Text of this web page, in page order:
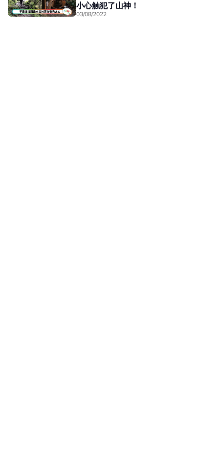
小心触犯了山神！
03/08/2022